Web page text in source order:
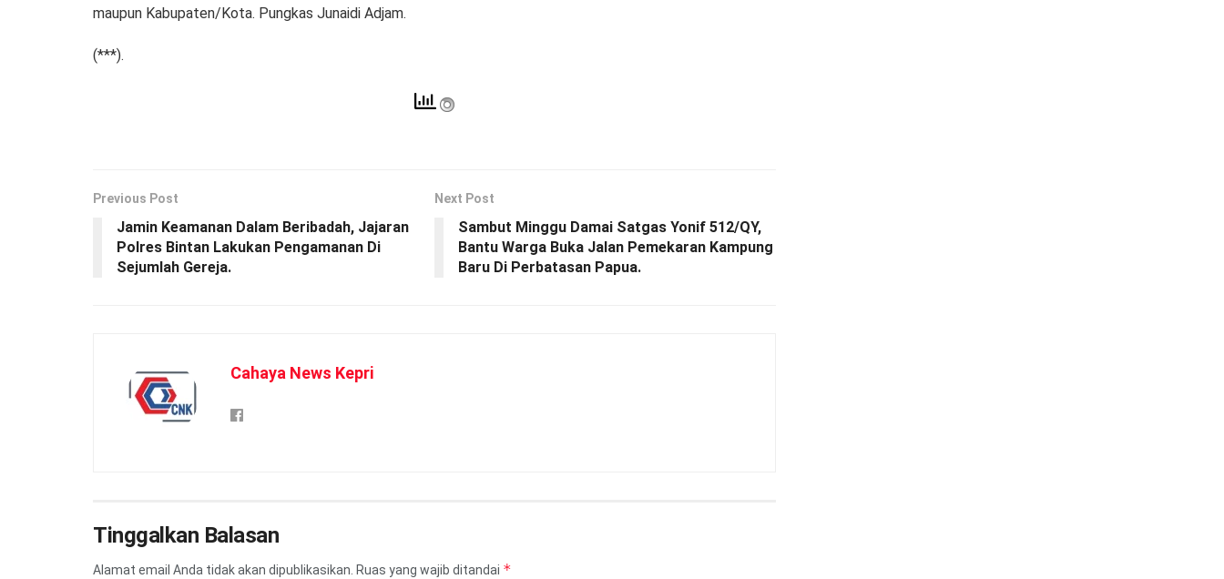
maupun Kabupaten/Kota. Pungkas Junaidi Adjam.
(***).
Previous Post
Jamin Keamanan Dalam Beribadah, Jajaran
Polres Bintan Lakukan Pengamanan Di
Sejumlah Gereja.
Next Post
Sambut Minggu Damai Satgas Yonif 512/QY,
Bantu Warga Buka Jalan Pemekaran Kampung
Baru Di Perbatasan Papua.
Cahaya News Kepri
Tinggalkan Balasan
Alamat email Anda tidak akan dipublikasikan. Ruas yang wajib ditandai *